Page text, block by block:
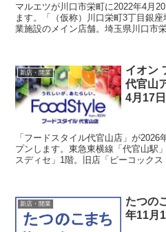
マルエツが川口市栄町に2022年4月
ます。「（仮称）川口栄町3丁目銀
業施設のメイン店舗。埼玉県川口市
い。「業務スーパー川口駅前店」の
新店・開業
イオン
代官山
4月17
「フードスタイル代官山店」が
プンします。東急東横線「代官山駅
スディセ」1階。旧店「ピーコック
り。東京都渋谷区代官山町17-6。営
新店・開業
たつの
年11月